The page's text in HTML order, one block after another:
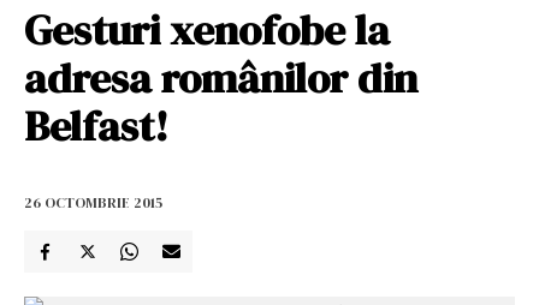
Gesturi xenofobe la
adresa românilor din
Belfast!
26 OCTOMBRIE 2015